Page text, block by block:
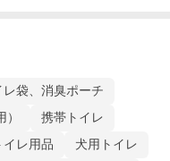
レ袋、消臭ポーチ
携帯トイレ
イレ用品
犬用トイレ